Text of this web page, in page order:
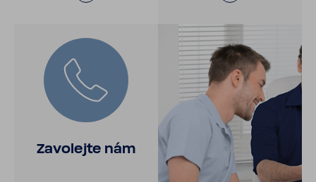
Zavo­lejte nám